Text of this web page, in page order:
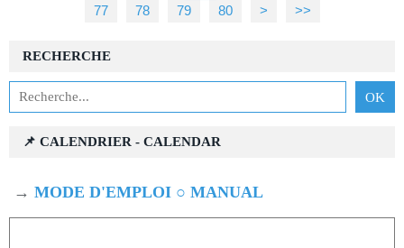
77
78 79 80 90
100
200
300
400
> >>
RECHERCHE
📌 CALENDRIER - CALENDAR
→ MODE D'EMPLOI ○ MANUAL